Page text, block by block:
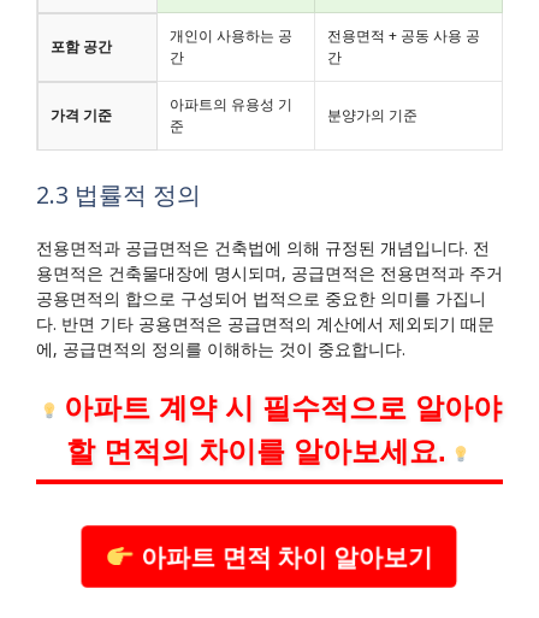
포함 공간
개인이 사용하는 공
간
전용면적 + 공동 사용 공
간
가격 기준
아파트의 유용성 기
준
분양가의 기준
2.3 법률적 정의
전용면적과 공급면적은 건축법에 의해 규정된 개념입니다. 전
용면적은 건축물대장에 명시되며, 공급면적은 전용면적과 주거
공용면적의 합으로 구성되어 법적으로 중요한 의미를 가집니
다. 반면 기타 공용면적은 공급면적의 계산에서 제외되기 때문
에, 공급면적의 정의를 이해하는 것이 중요합니다.
아파트 계약 시 필수적으로 알아야
할 면적의 차이를 알아보세요.
아파트 면적 차이 알아보기